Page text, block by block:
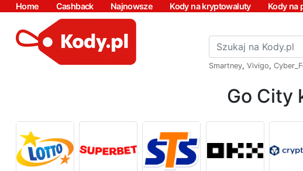
Home Cashback Najnowsze Kody na kryptowaluty Kody na
Smartney, Vivigo,
Go City